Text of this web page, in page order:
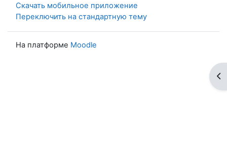
Скачать мобильное приложение
Переключить на стандартную тему
На платформе Moodle